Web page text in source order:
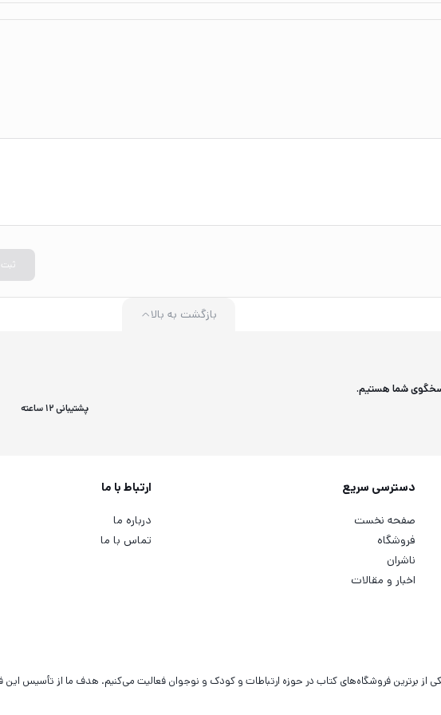
شما هستیم.
بازگشت به بالا
پشتیبانی 12 ساعته
دسترسی سریع
صفحه نخست
فروشگاه
ناشران
اخبار و مقالات
ارتباط با ما
درباره ما
تماس با ما
برترین فروشگاه‌های کتاب در حوزه ارتباطات و کودک و نوجوان فعالیت می‌کنیم. هدف ما از تأسیس